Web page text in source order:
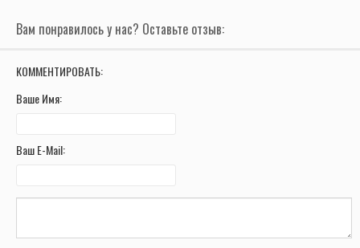
Вам понравилось у нас? Оставьте отзыв:
КОММЕНТИРОВАТЬ:
Ваше Имя:
Ваш E-Mail: